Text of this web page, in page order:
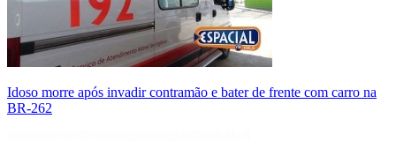
Idoso morre após invadir contramão e bater de frente com carro na
BR-262